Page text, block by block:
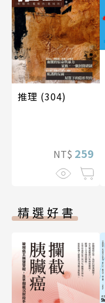
推理 (304)
NT$ 259
精選好書